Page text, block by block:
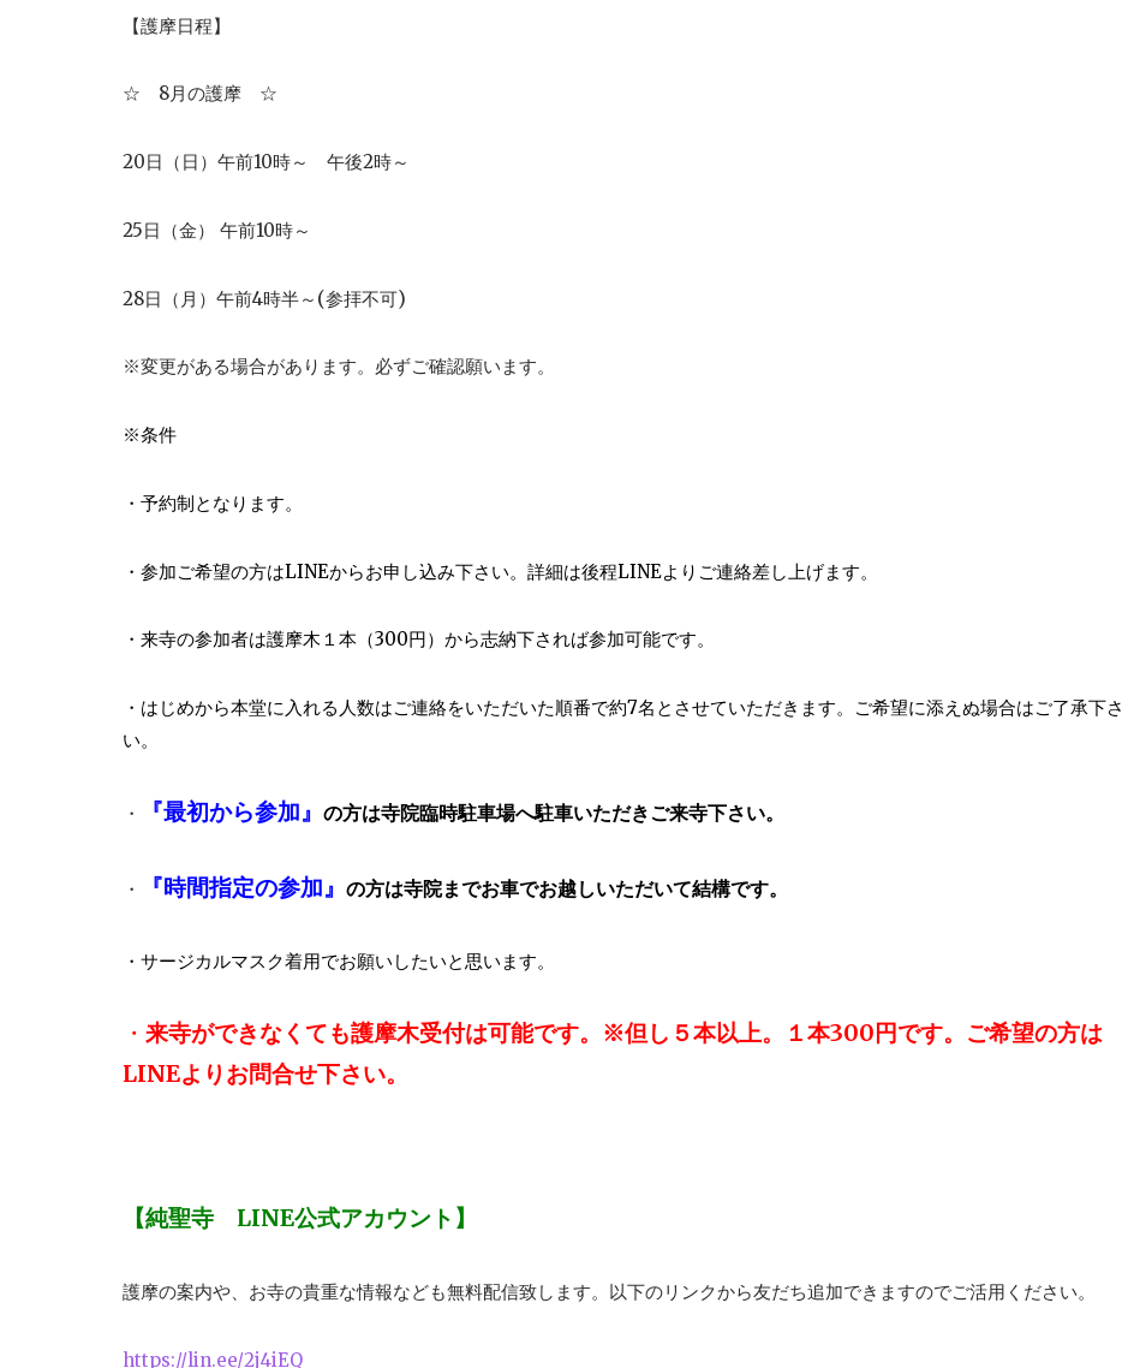
【護摩日程】
☆ 8月の護摩 ☆
20日（日）午前10時～ 午後2時～
25日（金） 午前10時～
28日（月）午前4時半～(参拝不可)
※変更がある場合があります。必ずご確認願います。
※条件
・予約制となります。
・参加ご希望の方はLINEからお申し込み下さい。詳細は後程LINEよりご連絡差し上げます。
・来寺の参加者は護摩木１本（300円）から志納下されば参加可能です。
・はじめから本堂に入れる人数はご連絡をいただいた順番で約7名とさせていただきます。ご希望に添えぬ場合はご了承下さ
い。
・ 『最初から参加』 の方は寺院臨時駐車場へ駐車いただきご来寺下さい。
・ 『時間指定の参加』 の方は寺院までお車でお越しいただいて結構です。
・サージカルマスク着用でお願いしたいと思います。
・ 来寺ができなくても護摩木受付は可能です。※但し５本以上。１本300円です。ご希望の方は
LINEよりお問合せ下さい。
【純聖寺 LINE公式アカウント】
護摩の案内や、お寺の貴重な情報なども無料配信致します。以下のリンクから友だち追加できますのでご活用ください。
https://lin.ee/2j4iEQ